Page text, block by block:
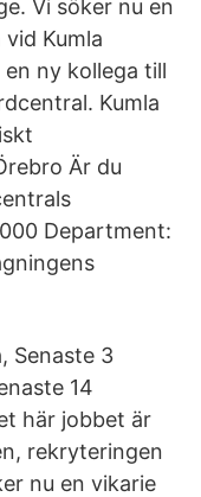
Vi söker nu en
Kumla
ny kollega till
Kumla
Är du
Department:
Senaste 3
14
här jobbet är
rekryteringen
nu en vikarie